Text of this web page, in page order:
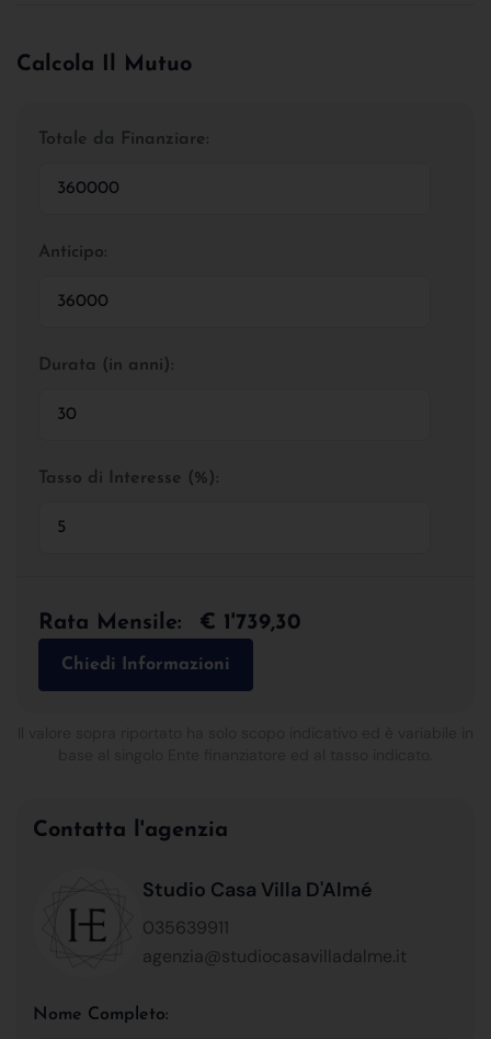
Calcola Il Mutuo
Totale da Finanziare:
Anticipo:
Durata (in anni):
Tasso di Interesse (%):
Rata Mensile: € 1'739,30
Chiedi Informazioni
Contatta l'agenzia
Studio Casa Villa D'Almé
035639911
agenzia@studiocasavilladalme.it
Nome Completo: